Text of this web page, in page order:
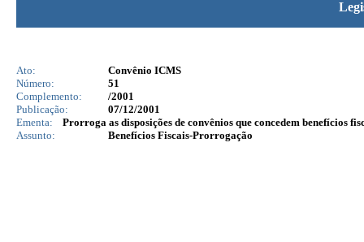
Ato:
Convênio ICMS
Número:
51
Complemento:
/2001
Publicação:
07/12/2001
Ementa:
Prorroga as disposições de convênios que concedem benefícios
Assunto:
Benefícios Fiscais-Prorrogação